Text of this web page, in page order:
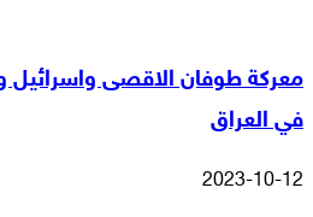
معركة طوفان الاقصى واسرائيل
في العراق
2023-10-12